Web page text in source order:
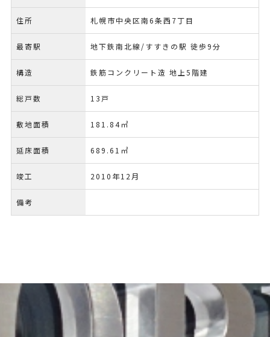
住所 札幌市中央区南6条西7丁目
最寄駅 地下鉄南北線/すすきの駅 徒歩9分
構造 鉄筋コンクリート造 地上5階建
総戸数 13戸
敷地面積 181.84㎡
延床面積 689.61㎡
竣工 2010年12月
備考